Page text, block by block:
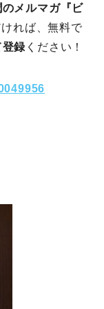
のメルマガ『ビ
れば、無料で
登録 ください！